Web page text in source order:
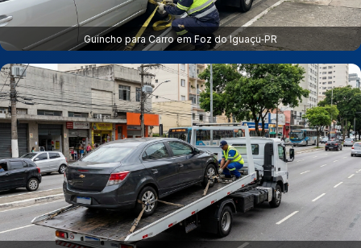
Guincho para Carro em Foz do Iguaçu‑PR